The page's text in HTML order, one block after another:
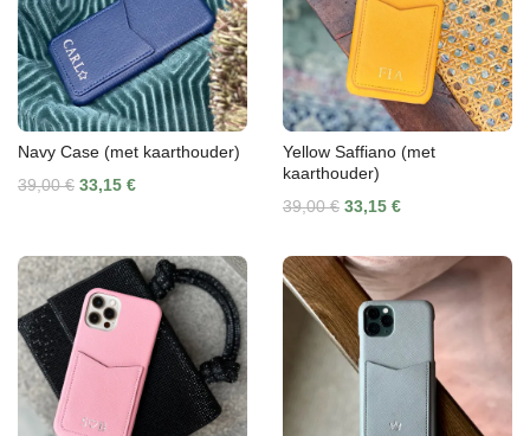
Navy Case (met kaarthouder)
39,00 € 33,15 €
Yellow Saffiano (met
kaarthouder)
39,00 € 33,15 €